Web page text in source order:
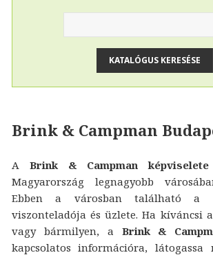
Brink & Campman
A Brink & Campman képviselete
Magyarország legnagyobb
Ebben a városban található a
viszonteladója és üzlete. Ha kíváncsi
vagy bármilyen, a Brink &
kapcsolatos információra, látogassa